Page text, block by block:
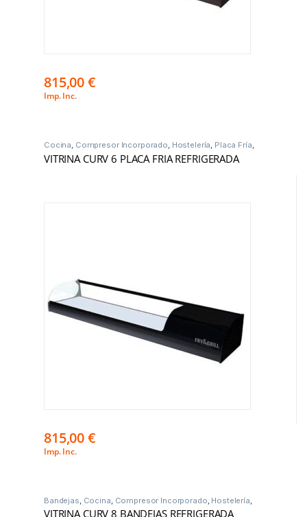
815,00€
Imp. Inc.
Cocina Compresor Incorporado Hostelería Placa Fría
Vitrinas Frío
VITRINA CURV 6 PLACA FRIA REFRIGERADA
815,00€
Imp. Inc.
Bandejas Cocina Compresor Incorporado Hostelería
Vitrinas Frío
VITRINA CURV 8 BANDEJAS REFRIGERADA